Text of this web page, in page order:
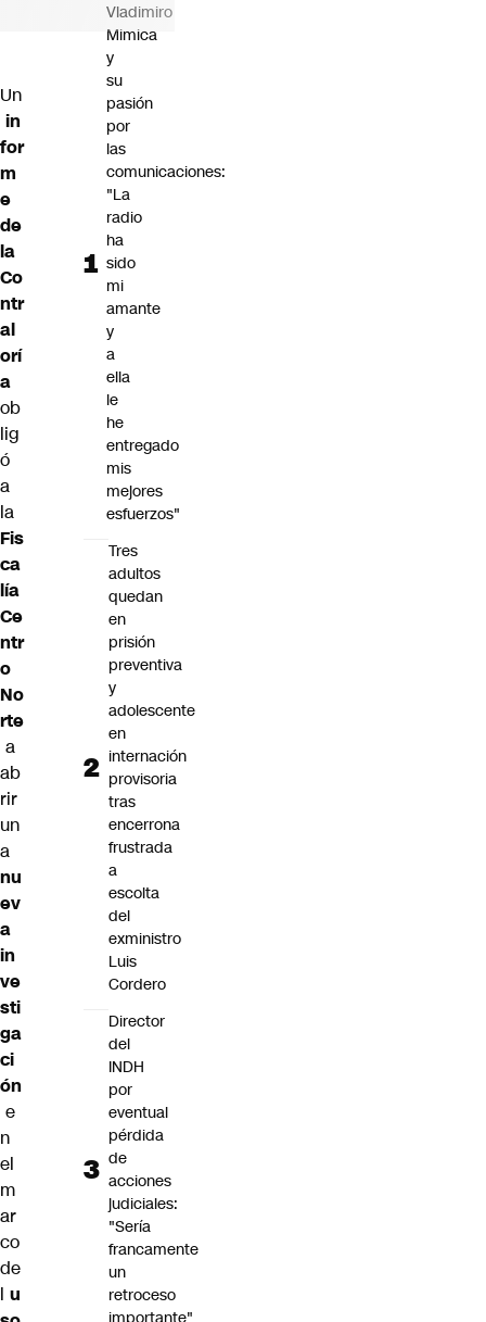
Un
in
for
m
e
de
la
Co
ntr
al
orí
a
ob
lig
ó
a
la
Fis
ca
lía
Ce
ntr
o
No
rte
a
ab
rir
un
a
nu
ev
a
in
ve
sti
ga
ci
ón
e
n
el
m
ar
co
de
l u
Vladimiro
Mimica
y
su
pasión
por
las
comunicaciones:
"La
radio
ha
sido
mi
amante
y
a
ella
le
he
entregado
mis
mejores
esfuerzos"
Tres
adultos
quedan
en
prisión
preventiva
y
adolescente
en
internación
provisoria
tras
encerrona
frustrada
a
escolta
del
exministro
Luis
Cordero
Director
del
INDH
por
eventual
pérdida
de
acciones
judiciales:
"Sería
francamente
un
retroceso
importante"